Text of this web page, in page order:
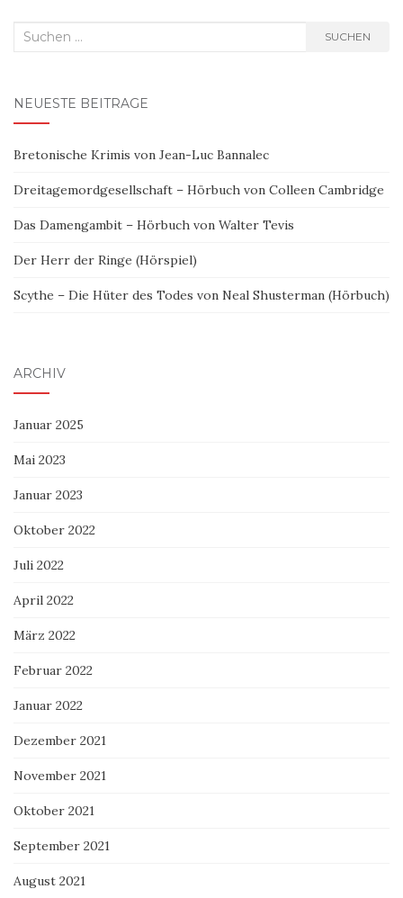
Suchen
SUCHEN
NEUESTE BEITRÄGE
Bretonische Krimis von Jean-Luc Bannalec
Dreitagemordgesellschaft – Hörbuch von Colleen Cambridge
Das Damengambit – Hörbuch von Walter Tevis
Der Herr der Ringe (Hörspiel)
Scythe – Die Hüter des Todes von Neal Shusterman (Hörbuch)
ARCHIV
Januar 2025
Mai 2023
Januar 2023
Oktober 2022
Juli 2022
April 2022
März 2022
Februar 2022
Januar 2022
Dezember 2021
November 2021
Oktober 2021
September 2021
August 2021